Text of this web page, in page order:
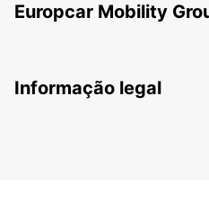
Europcar Mobility
Informação legal